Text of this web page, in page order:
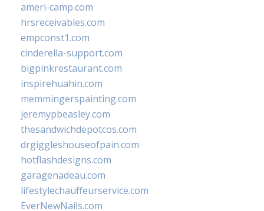
ameri-camp.com
hrsreceivables.com
empconst1.com
cinderella-support.com
bigpinkrestaurant.com
inspirehuahin.com
memmingerspainting.com
jeremypbeasley.com
thesandwichdepotcos.com
drgiggleshouseofpain.com
hotflashdesigns.com
garagenadeau.com
lifestylechauffeurservice.com
EverNewNails.com